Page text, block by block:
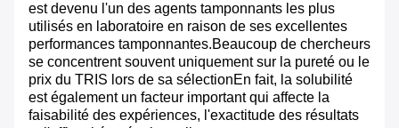
est devenu l'un des agents tamponnants les plus
utilisés en laboratoire en raison de ses excellentes
performances tamponnantes.Beaucoup de chercheurs
se concentrent souvent uniquement sur la pureté ou le
prix du TRIS lors de sa sélectionEn fait, la solubilité
est également un facteur important qui affecte la
faisabilité des expériences, l'exactitude des résultats